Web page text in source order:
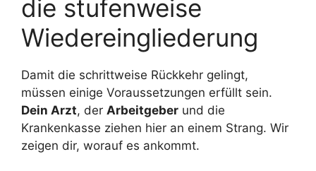
die stufenweise
Wiedereingliederung
Damit die schrittweise Rückkehr gelingt,
müssen einige Voraussetzungen erfüllt sein.
Dein Arzt, der Arbeitgeber und die
Krankenkasse ziehen hier an einem Strang. Wir
zeigen dir, worauf es ankommt.